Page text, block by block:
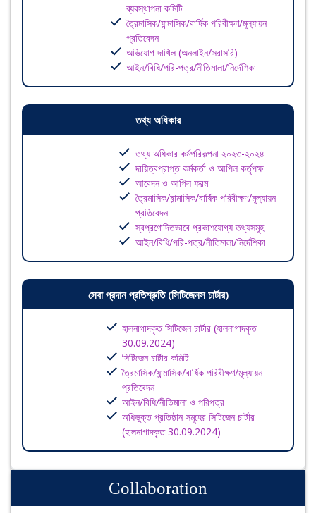
ব্যবস্থাপনা কমিটি
ত্রৈমাসিক/ষান্মাসিক/বার্ষিক পরিবীক্ষণ/মূল্যায়ন
প্রতিবেদন
অভিযোগ দাখিল (অনলাইন/সরাসরি)
আইন/বিধি/পরি-পত্র/নীতিমালা/নির্দেশিকা
তথ্য অধিকার
তথ্য অধিকার কর্মপরিকল্পনা ২০২৩-২০২৪
দায়িত্বপ্রাপ্ত কর্মকর্তা ও আপিল কর্তৃপক্ষ
আবেদন ও আপিল ফরম
ত্রৈমাসিক/ষান্মাসিক/বার্ষিক পরিবীক্ষণ/মূল্যায়ন
প্রতিবেদন
স্বপ্রণোদিতভাবে প্রকাশযোগ্য তথ্যসমূহ
আইন/বিধি/পরি-পত্র/নীতিমালা/নির্দেশিকা
সেবা প্রদান প্রতিশ্রুতি (সিটিজেনস চার্টার)
হালনাগাদকৃত সিটিজেন চার্টার (হালনাগাদকৃত
30.09.2024)
সিটিজেন চার্টার কমিটি
ত্রৈমাসিক/ষান্মাসিক/বার্ষিক পরিবীক্ষণ/মূল্যায়ন
প্রতিবেদন
আইন/বিধি/নীতিমালা ও পরিপত্র
অধিভুক্ত প্রতিষ্ঠান সমূহের সিটিজেন চার্টার
(হালনাগাদকৃত 30.09.2024)
Collaboration